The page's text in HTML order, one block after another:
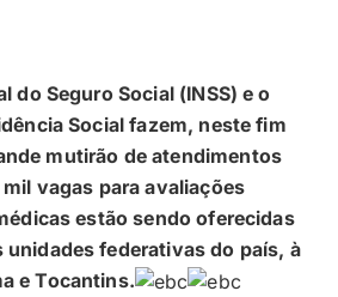
do Seguro Social (INSS) e o
Social fazem, neste fim
mutirão de atendimentos
vagas para avaliações
estão sendo oferecidas
unidades federativas do país, à
e Tocantins.